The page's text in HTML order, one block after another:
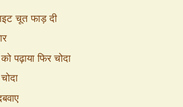
चूत फाड़ दी
पढ़ाया फिर चोदा